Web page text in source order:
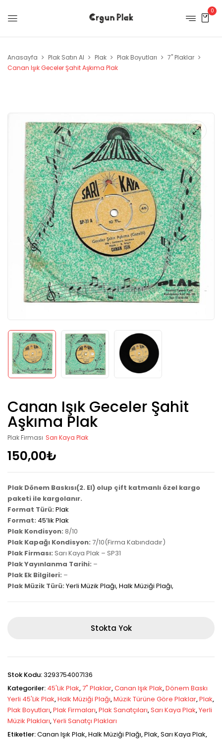
0
Anasayfa Plak Satın Al Plak Plak Boyutları
7" Plaklar
Canan Işık Geceler Şahit Aşkıma Plak
Canan Işık Geceler Şahit
Aşkıma Plak
Plak Firması Sarı Kaya Plak
150,00₺
Plak Dönem Baskısı(2. El) olup çift katmanlı özel kargo
paketi ile kargolanır.
Format Türü: Plak
Format: 45’lik Plak
Plak Kondisyon: 8/10
Plak Kapağı Kondisyon: 7/10(Firma Kabındadır)
Plak Firması: Sarı Kaya Plak – SP31
Plak Yayınlanma Tarihi: –
Plak Ek Bilgileri: –
Plak Müzik Türü: Yerli Müzik Plağı, Halk Müziği Plağı,
Stokta Yok
Stok Kodu:3293754007136
Kategoriler: 45'lik Plak,7" Plaklar,Canan Işık Plak,Dönem Baskı
Yerli 45'lik Plak,Halk Müziği Plağı,Müzik Türüne Göre Plaklar,Plak,
Plak Boyutları,Plak Firmaları,Plak Sanatçıları,Sarı Kaya Plak,Yerli
Müzik Plakları,Yerli Sanatçı Plakları
Etiketler:Canan Işık Plak,Halk Müziği Plağı,Plak,Sarı Kaya Plak,